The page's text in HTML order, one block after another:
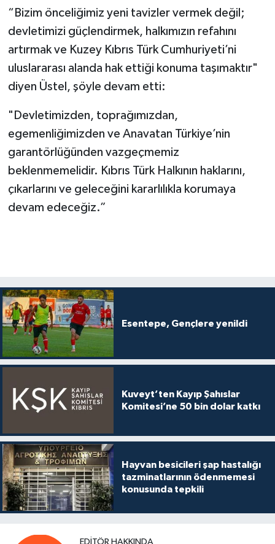
“Bizim önceliğimiz yeni tavizler vermek değil;
devletimizi güçlendirmek, halkımızın refahını
artırmak ve Kuzey Kıbrıs Türk Cumhuriyeti’ni
uluslararası alanda hak ettiği konuma taşımaktır"
diyen Üstel, şöyle devam etti:
"Devletimizden, toprağımızdan,
egemenliğimizden ve Anavatan Türkiye’nin
garantörlüğünden vazgeçmemiz
beklenmemelidir. Kıbrıs Türk Halkının haklarını,
çıkarlarını ve geleceğini kararlılıkla korumaya
devam edeceğiz.”
Esentepe, Gençlere yenildi
Kuveyt’ten Kayıp Şahıslar
Komitesi’ne 50 bin dolar katkı
Hayvan besicileri şap hastalığı
tazminatlarının ödenmemesi
konusunda tepkili
EDITÖR HAKKINDA